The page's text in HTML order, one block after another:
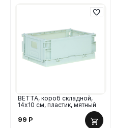
ВЕТТА, короб складной,
14х10 см, пластик, мятный
99 Р